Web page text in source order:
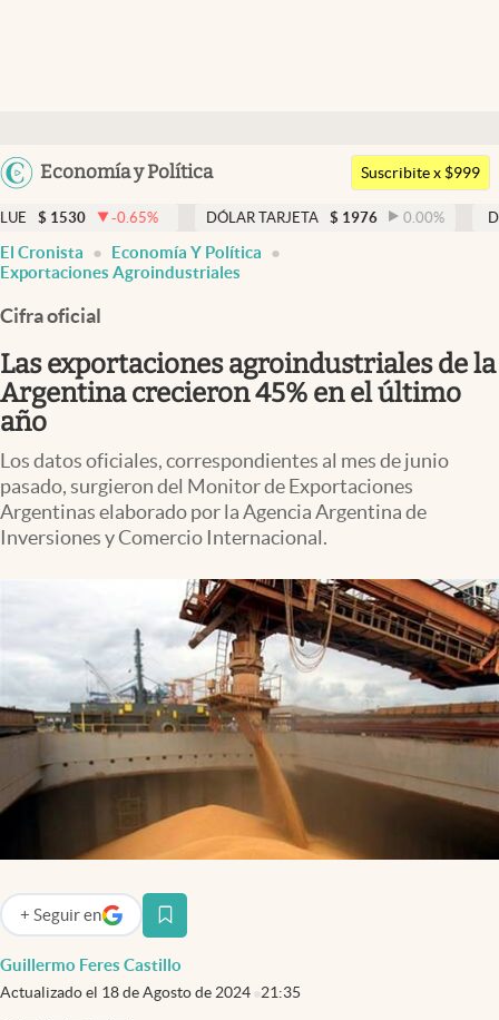
Argentina
Economía y Política
Members
Economía y Política
Finanzas y Mercados
Columnistas
Apertura
Infotechnology
Eventos Corporativos
El Cronista Studio
Mediakit
abre en nueva pestaña
Argentina
Suscribite x $999
% DÓLAR TARJETA $ 1976 0.00% DÓLAR MEP
El Cronista
Economía Y Política
Exportaciones Agroindustriales
Cifra oficial
Las exportaciones agroindustriales de la
Argentina crecieron 45% en el último
año
Los datos oficiales, correspondientes al mes de junio
pasado, surgieron del Monitor de Exportaciones
Argentinas elaborado por la Agencia Argentina de
Inversiones y Comercio Internacional.
Guillermo Feres Castillo
Actualizado el 18 de Agosto de 2024 21:35
+ Seguir en
abre en nueva pestaña